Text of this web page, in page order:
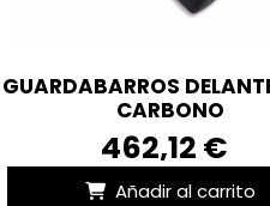
GUARDABARROS
CARBONO
462,12 €
Añadir al carrito